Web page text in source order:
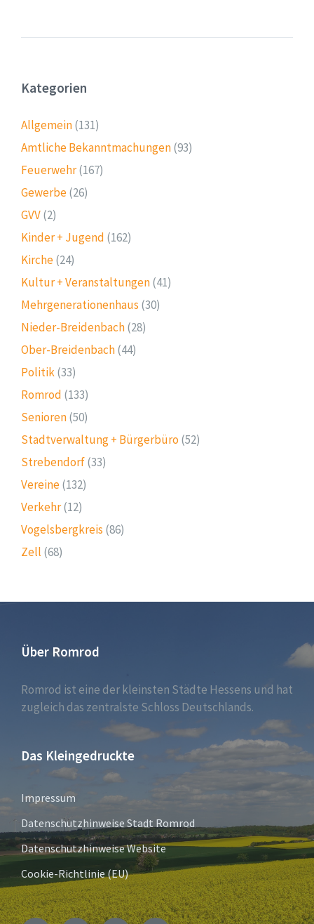
Kategorien
Allgemein(131)
Amtliche Bekanntmachungen(93)
Feuerwehr(167)
Gewerbe(26)
GVV(2)
Kinder + Jugend (162)
Kirche(24)
Kultur + Veranstaltungen(41)
Mehrgenerationenhaus (30)
Nieder-Breidenbach(28)
Ober-Breidenbach(44)
Politik(33)
Romrod (133)
Senioren(50)
Stadtverwaltung + Bürgerbüro (52)
Strebendorf(33)
Vereine(132)
Verkehr(12)
Vogelsbergkreis (86)
Zell (68)
Über Romrod
Romrod ist eine der kleinsten Städte Hessens und hat
zugleich das zentralste Schloss Deutschlands.
Das Kleingedruckte
Impressum
Datenschutzhinweise Stadt Romrod
Datenschutzhinweise Website
Cookie-Richtlinie (EU)